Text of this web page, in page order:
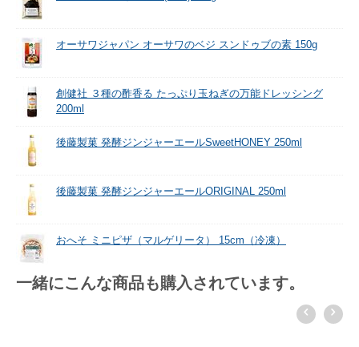
オーサワジャパン オーサワのベジ スンドゥブの素 150g
創健社 ３種の酢香る たっぷり玉ねぎの万能ドレッシング
200ml
後藤製菓 発酵ジンジャーエールSweetHONEY 250ml
後藤製菓 発酵ジンジャーエールORIGINAL 250ml
おへそ ミニピザ（マルゲリータ） 15cm（冷凍）
一緒にこんな商品も購入されています。